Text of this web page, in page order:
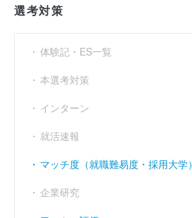
選考対策
体験記・ES一覧
本選考対策
インターン
就活速報
マッチ度（就職難易度・採用大学）
企業研究